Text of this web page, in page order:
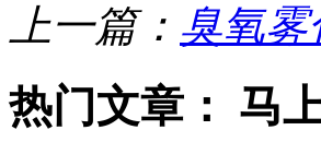
上一篇： 臭氧雾
热门文章： 马